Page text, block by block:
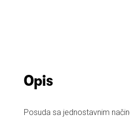
Opis
Posuda sa jednostavnim